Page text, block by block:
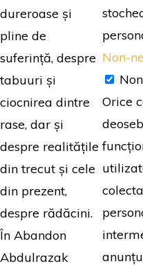
dureroase și
pline de
suferință, despre
tabuuri și
ciocnirea dintre
rase, dar și
despre realitățile
din trecut și cele
din prezent,
despre rădăcini.
În Abandon
Abdulrazak
Non-
Orice